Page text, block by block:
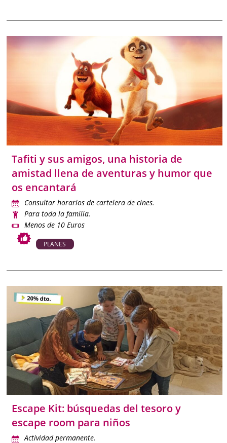
Tafiti y sus amigos, una historia de
amistad llena de aventuras y humor que
os encantará
Consultar horarios de cartelera de cines.
Para toda la familia.
Menos de 10 Euros
PLANES
Escape Kit: búsquedas del tesoro y
escape room para niños
Actividad permanente.